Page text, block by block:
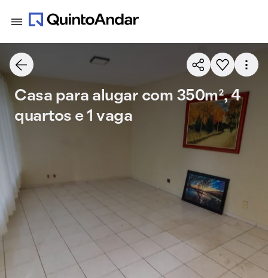
Casa para alugar com 350m², 4
quartos e 1 vaga